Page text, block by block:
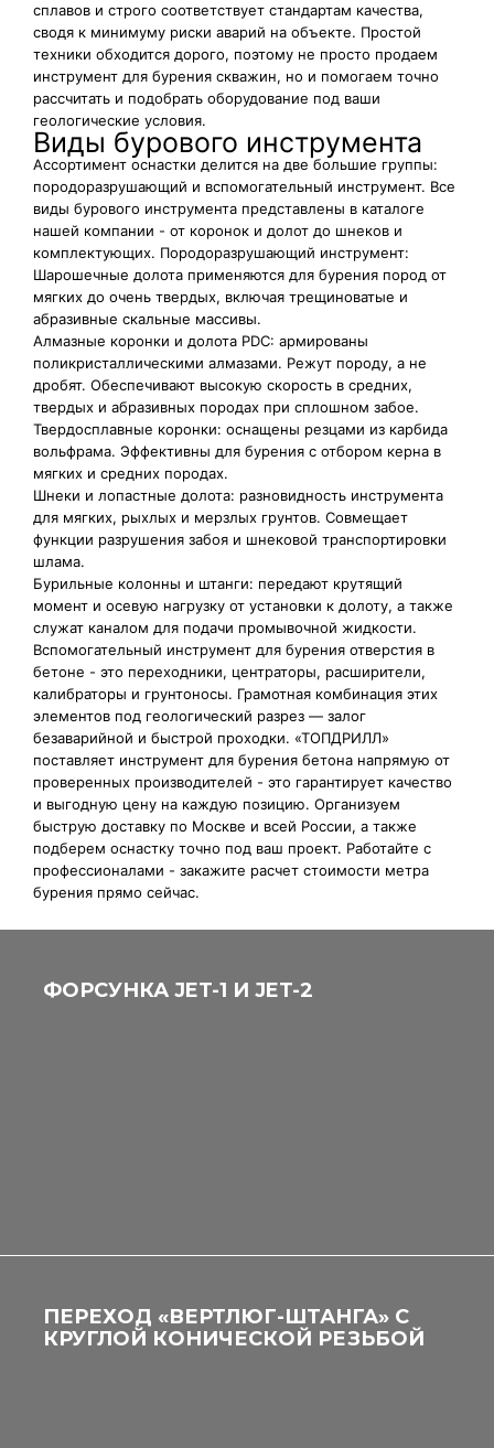
сплавов и строго соответствует стандартам качества,
сводя к минимуму риски аварий на объекте. Простой
техники обходится дорого, поэтому не просто продаем
инструмент для бурения скважин, но и помогаем точно
рассчитать и подобрать оборудование под ваши
геологические условия.
Виды бурового инструмента
Ассортимент оснастки делится на две большие группы:
породоразрушающий и вспомогательный инструмент. Все
виды бурового инструмента представлены в каталоге
нашей компании - от коронок и долот до шнеков и
комплектующих. Породоразрушающий инструмент:
Шарошечные долота применяются для бурения пород от
мягких до очень твердых, включая трещиноватые и
абразивные скальные массивы.
Алмазные коронки и долота PDC: армированы
поликристаллическими алмазами. Режут породу, а не
дробят. Обеспечивают высокую скорость в средних,
твердых и абразивных породах при сплошном забое.
Твердосплавные коронки: оснащены резцами из карбида
вольфрама. Эффективны для бурения с отбором керна в
мягких и средних породах.
Шнеки и лопастные долота: разновидность инструмента
для мягких, рыхлых и мерзлых грунтов. Совмещает
функции разрушения забоя и шнековой транспортировки
шлама.
Бурильные колонны и штанги: передают крутящий
момент и осевую нагрузку от установки к долоту, а также
служат каналом для подачи промывочной жидкости.
Вспомогательный инструмент для бурения отверстия в
бетоне - это переходники, центраторы, расширители,
калибраторы и грунтоносы. Грамотная комбинация этих
элементов под геологический разрез — залог
безаварийной и быстрой проходки. «ТОПДРИЛЛ»
поставляет инструмент для бурения бетона напрямую от
проверенных производителей - это гарантирует качество
и выгодную цену на каждую позицию. Организуем
быструю доставку по Москве и всей России, а также
подберем оснастку точно под ваш проект. Работайте с
профессионалами - закажите расчет стоимости метра
бурения прямо сейчас.
ФОРСУНКА JET-1 И JET-2
ПЕРЕХОД «ВЕРТЛЮГ-ШТАНГА» С
КРУГЛОЙ КОНИЧЕСКОЙ РЕЗЬБОЙ